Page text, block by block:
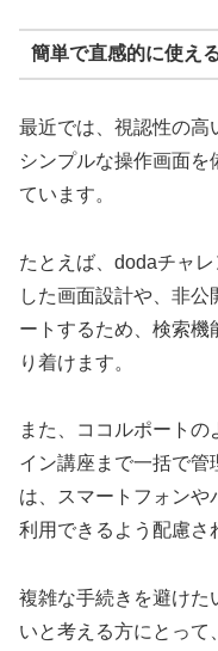
簡単で直感的に使え
最近では、視認性の高
シンプルな操作画面を
ています。
たとえば、dodaチャ
した画面設計や、非
ートするため、検索
り着けます。
また、ココルポート
イン講座まで一括で
は、スマートフォンや
利用できるよう配慮さ
複雑な手続きを避けた
いと考える方にとっ